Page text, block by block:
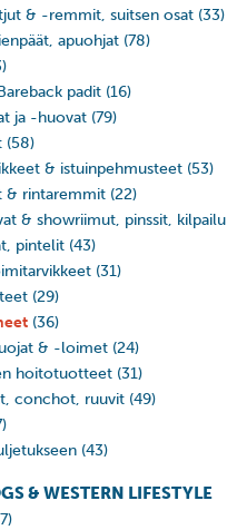
& -remmit, suitsen osat (33)
apuohjat (78)
padit (16)
ja -huovat (79)
(58)
& istuinpehmusteet (53)
& rintaremmit (22)
& showriimut, pinssit, kilpailu
pintelit (43)
(31)
(29)
(36)
& -loimet (24)
hoitotuotteet (31)
conchot, ruuvit (49)
(43)
& WESTERN LIFESTYLE